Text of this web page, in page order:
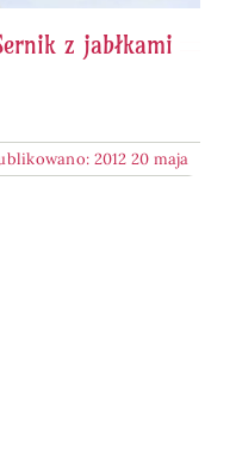
z jabłkami
2012 20 maja